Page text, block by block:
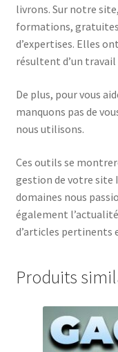
livrons. Sur notre
formations, gratuites
d’expertises. Elles
résultent d’un
De plus, pour vous
manquons pas de
nous utilisons.
Ces outils se
gestion de votre site
domaines nous
également
d’articles pertinents
Produits